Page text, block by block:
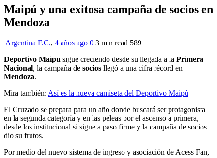
Maipú y una exitosa campaña de socios en
Mendoza
Argentina F.C., 4 años ago 0 3 min read 589
Deportivo Maipú sigue creciendo desde su llegada a la Primera
Nacional, la campaña de socios llegó a una cifra récord en
Mendoza.
Mira también: Así es la nueva camiseta del Deportivo Maipú
El Cruzado se prepara para un año donde buscará ser protagonista
en la segunda categoría y en las peleas por el ascenso a primera,
desde los institucional si sigue a paso firme y la campaña de socios
dio su frutos.
Por medio del nuevo sistema de ingreso y asociación de Acess Fan,